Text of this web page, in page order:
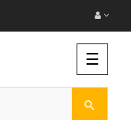
la
☰
search